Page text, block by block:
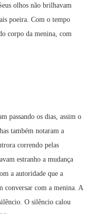
olhos não brilhavam
poeira. Com o tempo
corpo da menina, com
passando os dias, assim o
também notaram a
correndo pelas
estranho a mudança
a autoridade que a
conversar com a menina. A
O silêncio calou